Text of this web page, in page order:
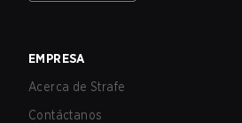
EMPRESA
Acerca de Strafe
Contáctanos